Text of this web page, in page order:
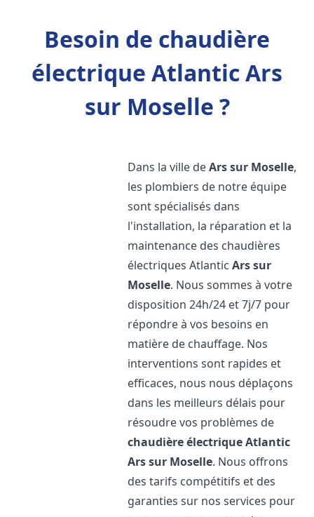
Besoin de chaudière
électrique Atlantic Ars
sur Moselle ?
Dans la ville deArs sur Moselle,
les plombiers de notre équipe
sont spécialisés dans
l'installation, la réparation et la
maintenance des chaudières
électriques AtlanticArs sur
Moselle. Nous sommes à votre
disposition 24h/24 et 7j/7 pour
répondre à vos besoins en
matière de chauffage. Nos
interventions sont rapides et
efficaces, nous nous déplaçons
dans les meilleurs délais pour
résoudre vos problèmes de
chaudière électrique Atlantic
Ars sur Moselle. Nous offrons
des tarifs compétitifs et des
garanties sur nos services pour